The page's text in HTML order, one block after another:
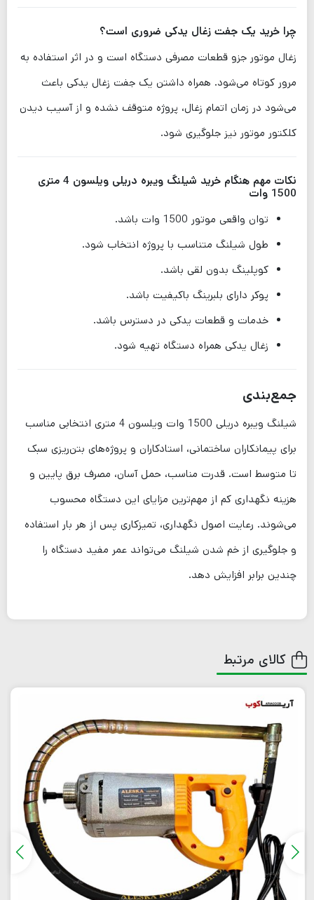
چرا خرید یک جفت زغال یدکی ضروری است؟
زغال موتور جزو قطعات مصرفی دستگاه است و در اثر استفاده به
مرور کوتاه می‌شود. همراه داشتن یک جفت زغال یدکی باعث
می‌شود در زمان اتمام زغال، پروژه متوقف نشده و از آسیب دیدن
کلکتور موتور نیز جلوگیری شود.
نکات مهم هنگام خرید شیلنگ ویبره دریلی ویلسون 4 متری
1500 وات
توان واقعی موتور 1500 وات باشد.
طول شیلنگ متناسب با پروژه انتخاب شود.
کوپلینگ بدون لقی باشد.
پوکر دارای بلبرینگ باکیفیت باشد.
خدمات و قطعات یدکی در دسترس باشد.
زغال یدکی همراه دستگاه تهیه شود.
جمع‌بندی
شیلنگ ویبره دریلی 1500 وات ویلسون 4 متری انتخابی مناسب
برای پیمانکاران ساختمانی، استادکاران و پروژه‌های بتن‌ریزی سبک
تا متوسط است. قدرت مناسب، حمل آسان، مصرف برق پایین و
هزینه نگهداری کم از مهم‌ترین مزایای این دستگاه محسوب
می‌شوند. رعایت اصول نگهداری، تمیزکاری پس از هر بار استفاده
و جلوگیری از خم شدن شیلنگ می‌تواند عمر مفید دستگاه را
چندین برابر افزایش دهد.
کالای مرتبط